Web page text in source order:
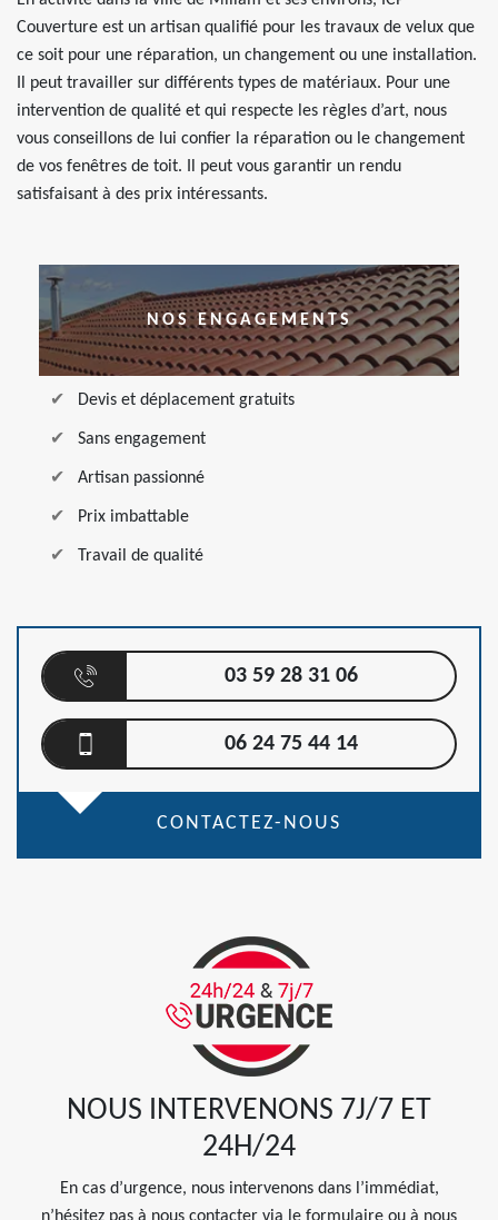
Couverture est un artisan qualifié pour les travaux de velux que
ce soit pour une réparation, un changement ou une installation.
Il peut travailler sur différents types de matériaux. Pour une
intervention de qualité et qui respecte les règles d’art, nous
vous conseillons de lui confier la réparation ou le changement
de vos fenêtres de toit. Il peut vous garantir un rendu
satisfaisant à des prix intéressants.
NOS ENGAGEMENTS
Devis et déplacement gratuits
Sans engagement
Artisan passionné
Prix imbattable
Travail de qualité
03 59 28 31 06
06 24 75 44 14
CONTACTEZ-NOUS
NOUS INTERVENONS 7J/7 ET
24H/24
En cas d’urgence, nous intervenons dans l’immédiat,